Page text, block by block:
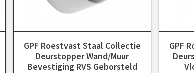
GPF Roestvast Staal Collectie
Deurstopper Wand/muur
Bevestiging RVS Geborsteld
GPF